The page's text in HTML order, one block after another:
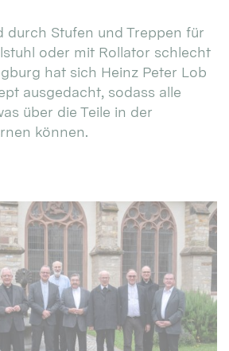
durch Stufen und Treppen für
oder mit Rollator schlecht
hat sich Heinz Peter Lob
ausgedacht, sodass alle
über die Teile in der
können.